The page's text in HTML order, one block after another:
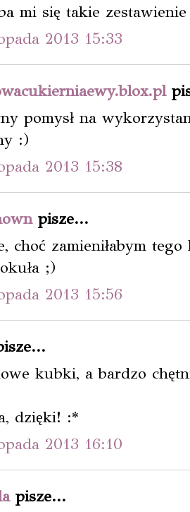
mi się takie
2013 15:33
pomysł na
:)
2013 15:38
pisze...
choć zamieniłabym
;)
2013 15:56
kubki, a bardzo
dzięki! :*
2013 16:10
pisze...